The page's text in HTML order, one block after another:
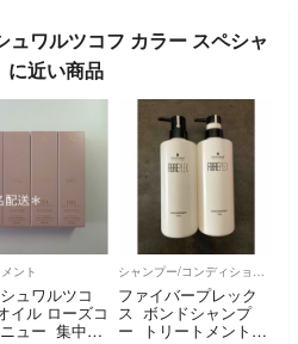
ワルツコフ カラー スペシャ
近い商品
ント
ュワルツコ
イル ローズコ
ュー 集中ヘ
シャンプー/コンディショナーセット
ファイバープレック
ス ボンドシャンプ
ー トリートメント55